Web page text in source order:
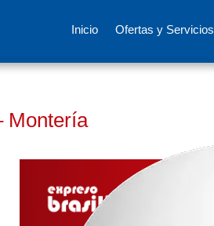
Inicio Ofertas y Servicios
Montería